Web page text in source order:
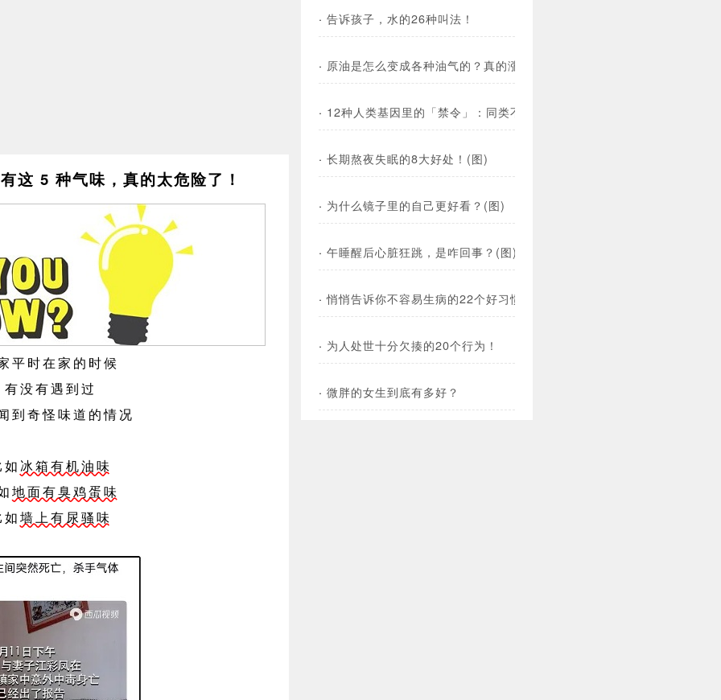
这 5 种气味，真的太危险了！
平时在家的时候
有没有遇到过
到奇怪味道的情况
冰箱有机油味
地面有臭鸡蛋味
墙上有尿骚味
· 告诉孩子，水的26种叫法！
· 原油是怎么变成各种油气的？真的涨姿势了！
· 12种人类基因里的「禁令」：同类不能相食，喜欢笔直的棍子…
· 长期熬夜失眠的8大好处！(图)
· 为什么镜子里的自己更好看？(图)
· 午睡醒后心脏狂跳，是咋回事？(图)
·悄悄告诉你不容易生病的22个好习惯！
· 为人处世十分欠揍的20个行为！
· 微胖的女生到底有多好？